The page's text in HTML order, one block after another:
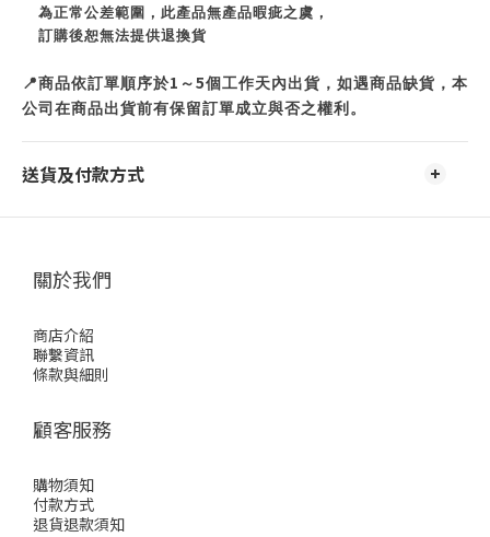
為正常公差範圍，此產品無產品暇疵之虞，
訂購後恕無法提供退換貨
📍商品依訂單順序於1 ～5個工作天內出貨，如遇商品缺貨，本
公司在商品出貨前有保留訂單成立與否之權利。
送貨及付款方式
關於我們
商店介紹
聯繫資訊
條款與細則
顧客服務
購物須知
付款方式
退貨退款須知